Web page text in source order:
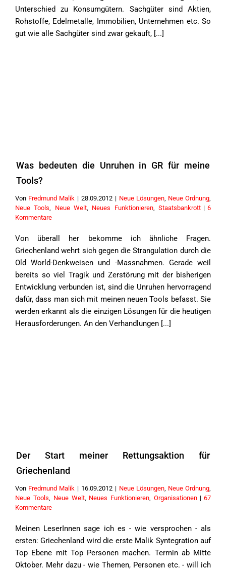
Unterschied zu Konsumgütern. Sachgüter sind Aktien,
Rohstoffe, Edelmetalle, Immobilien, Unternehmen etc. So
gut wie alle Sachgüter sind zwar gekauft, [...]
Was bedeuten die Unruhen in GR für meine
Tools?
Von Fredmund Malik | 28.09.2012 | Neue Lösungen, Neue Ordnung,
Neue Tools, Neue Welt, Neues Funktionieren,Staatsbankrott | 6
Kommentare
Von überall her bekomme ich ähnliche Fragen.
Griechenland wehrt sich gegen die Strangulation durch die
Old World-Denkweisen und -Massnahmen. Gerade weil
bereits so viel Tragik und Zerstörung mit der bisherigen
Entwicklung verbunden ist, sind die Unruhen hervorragend
dafür, dass man sich mit meinen neuen Tools befasst. Sie
werden erkannt als die einzigen Lösungen für die heutigen
Herausforderungen. An den Verhandlungen [...]
Der Start meiner Rettungsaktion für
Griechenland
Von Fredmund Malik | 16.09.2012 | Neue Lösungen, Neue Ordnung,
Neue Tools, Neue Welt, Neues Funktionieren,Organisationen | 67
Kommentare
Meinen LeserInnen sage ich es - wie versprochen - als
ersten: Griechenland wird die erste Malik Syntegration auf
Top Ebene mit Top Personen machen. Termin ab Mitte
Oktober. Mehr dazu - wie Themen, Personen etc. - will ich